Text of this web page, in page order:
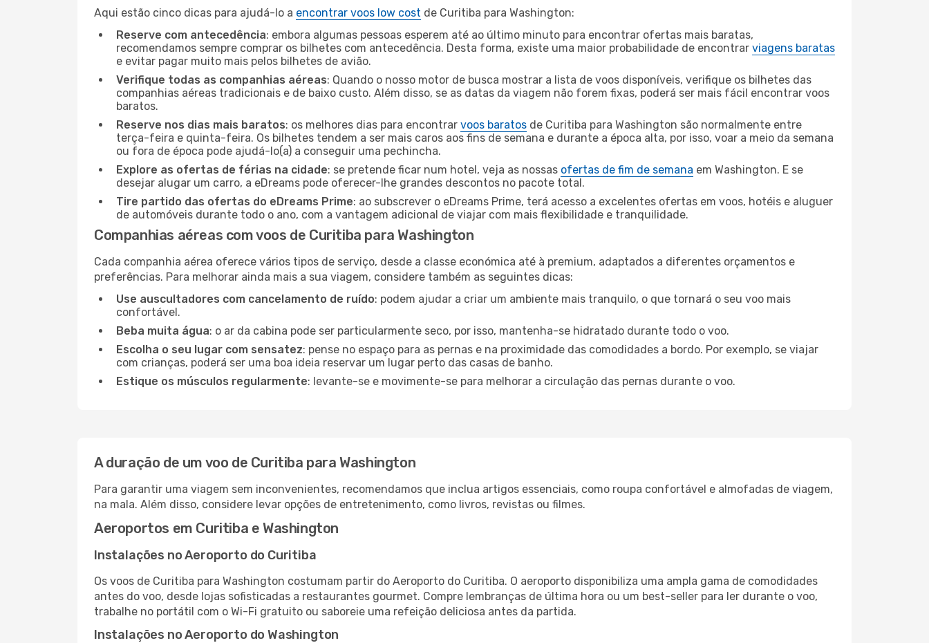
Aqui estão cinco dicas para ajudá-lo a encontrar voos low cost de Curitiba para Washington:
Reserve com antecedência: embora algumas pessoas esperem até ao último minuto para encontrar ofertas mais baratas,
recomendamos sempre comprar os bilhetes com antecedência. Desta forma, existe uma maior probabilidade de encontrar viagens baratas
e evitar pagar muito mais pelos bilhetes de avião.
Verifique todas as companhias aéreas: Quando o nosso motor de busca mostrar a lista de voos disponíveis, verifique os bilhetes das
companhias aéreas tradicionais e de baixo custo. Além disso, se as datas da viagem não forem fixas, poderá ser mais fácil encontrar voos
baratos.
Reserve nos dias mais baratos: os melhores dias para encontrar voos baratos de Curitiba para Washington são normalmente entre
terça-feira e quinta-feira. Os bilhetes tendem a ser mais caros aos fins de semana e durante a época alta, por isso, voar a meio da semana
ou fora de época pode ajudá-lo(a) a conseguir uma pechincha.
Explore as ofertas de férias na cidade: se pretende ficar num hotel, veja as nossas ofertas de fim de semana em Washington. E se
desejar alugar um carro, a eDreams pode oferecer-lhe grandes descontos no pacote total.
Tire partido das ofertas do eDreams Prime: ao subscrever o eDreams Prime, terá acesso a excelentes ofertas em voos, hotéis e aluguer
de automóveis durante todo o ano, com a vantagem adicional de viajar com mais flexibilidade e tranquilidade.
Companhias aéreas com voos de Curitiba para Washington
Cada companhia aérea oferece vários tipos de serviço, desde a classe económica até à premium, adaptados a diferentes orçamentos e
preferências. Para melhorar ainda mais a sua viagem, considere também as seguintes dicas:
Use auscultadores com cancelamento de ruído: podem ajudar a criar um ambiente mais tranquilo, o que tornará o seu voo mais
confortável.
Beba muita água: o ar da cabina pode ser particularmente seco, por isso, mantenha-se hidratado durante todo o voo.
Escolha o seu lugar com sensatez: pense no espaço para as pernas e na proximidade das comodidades a bordo. Por exemplo, se viajar
com crianças, poderá ser uma boa ideia reservar um lugar perto das casas de banho.
Estique os músculos regularmente: levante-se e movimente-se para melhorar a circulação das pernas durante o voo.
A duração de um voo de Curitiba para Washington
Para garantir uma viagem sem inconvenientes, recomendamos que inclua artigos essenciais, como roupa confortável e almofadas de viagem,
na mala. Além disso, considere levar opções de entretenimento, como livros, revistas ou filmes.
Aeroportos em Curitiba e Washington
Instalações no Aeroporto do Curitiba
Os voos de Curitiba para Washington costumam partir do Aeroporto do Curitiba. O aeroporto disponibiliza uma ampla gama de comodidades
antes do voo, desde lojas sofisticadas a restaurantes gourmet. Compre lembranças de última hora ou um best-seller para ler durante o voo,
trabalhe no portátil com o Wi-Fi gratuito ou saboreie uma refeição deliciosa antes da partida.
Instalações no Aeroporto do Washington